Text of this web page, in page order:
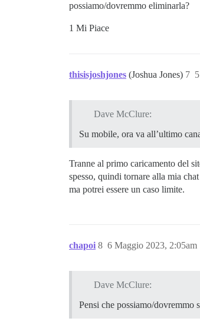
possiamo/dovremmo eliminarla?
1 Mi Piace
thisisjoshjones (Joshua Jones) 7
Dave McClure:
Su mobile, ora va all’ultimo
Tranne al primo caricamento del
spesso, quindi tornare alla mia
ma potrei essere un caso limite.
chapoi 6 Maggio 2023, 2:05am
8
Dave McClure:
Pensi che possiamo/dovremmo